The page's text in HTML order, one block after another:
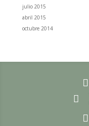
julio 2015
abril 2015
octubre 2014


